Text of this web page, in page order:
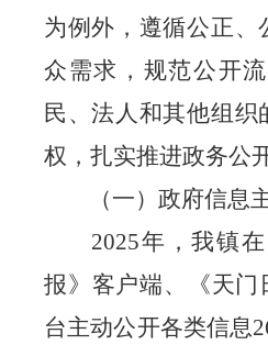
为例外，遵循公正
众需求，规范公开
民、法人和其他组
权， 扎实推进政务公
（一）政府信息
2025年，我镇
报》客户端、《天门
台主动公开各类信息